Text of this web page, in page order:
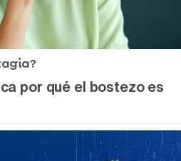
por qué el bostezo es